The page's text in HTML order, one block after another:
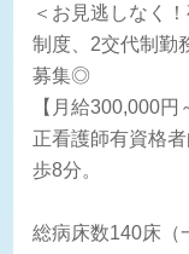
＜お見逃しなく
制度、2交代制勤
募集◎
【月給300,000
正看護師有資格
歩8分。
総病床数140床（